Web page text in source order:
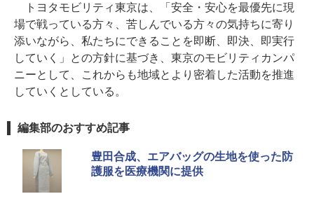
トヨタモビリティ東京は、「安全・安心を最優先に現
場で戦っている方々、苦しんでいる方々の気持ちに寄り
添いながら、私たちにできることを即断、即決、即実行
していく」との方針に基づき、東京のモビリティカンパ
ニーとして、これからも地域とより密着した活動を推進
していくとしている。
編集部のおすすめ記事
豊田合成、エアバッグの生地を使った防
護服を医療機関に提供